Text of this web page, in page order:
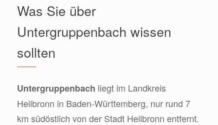
Was Sie über
Untergruppenbach wissen
sollten
Untergruppenbach liegt im Landkreis
Heilbronn in Baden-Württemberg, nur rund 7
km südöstlich von der Stadt Heilbronn entfernt.